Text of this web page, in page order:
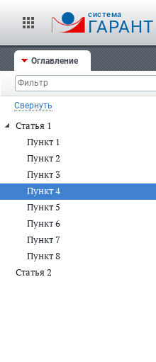
cистема
ГАРАНТ
Оглавление
Свернуть
Статья 1
Пункт 1
Пункт 2
Пункт 3
Пункт 4
Пункт 5
Пункт 6
Пункт 7
Пункт 8
Статья 2